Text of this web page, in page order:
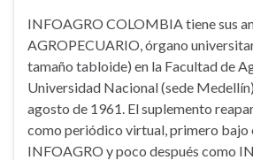
INFOAGRO COLOMBIA tiene sus
AGROPECUARIO, órgano
tamaño tabloide) en la Facultad de
Universidad Nacional (sede
agosto de 1961. El suplemento
como periódico virtual, primero bajo
INFOAGRO y poco después como